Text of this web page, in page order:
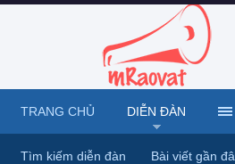
TRANG CHỦ DIỄN ĐÀN
Tìm kiếm diễn đàn Bài viết gần